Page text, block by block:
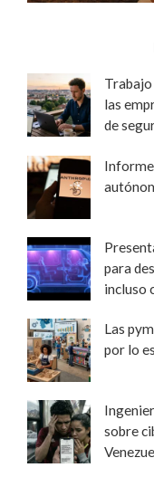
las
de
para
incluso
Las
por lo
sobre